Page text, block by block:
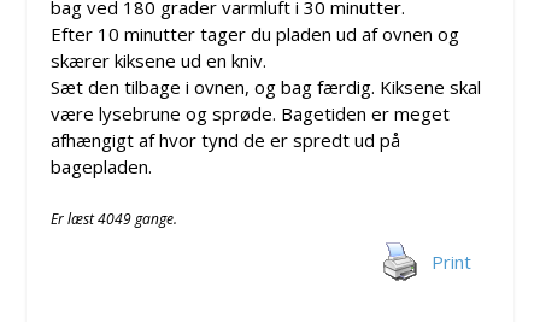
bag ved 180 grader varmluft i 30 minutter.
Efter 10 minutter tager du pladen ud af ovnen og
skærer kiksene ud en kniv.
Sæt den tilbage i ovnen, og bag færdig. Kiksene skal
være lysebrune og sprøde. Bagetiden er meget
afhængigt af hvor tynd de er spredt ud på
bagepladen.
Er læst 4049 gange.
Print